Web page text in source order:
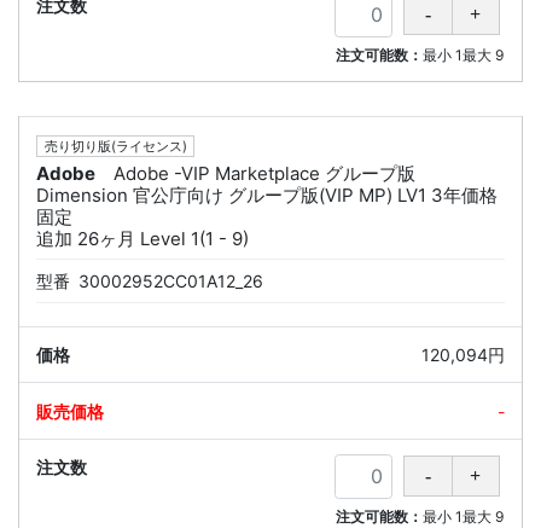
注文可能数：最小 1最大 9
売り切り版(ライセンス)
Adobe
Adobe -VIP Marketplace グループ版
Dimension 官公庁向け グループ版(VIP MP) LV1 3年価格
固定
追加 26ヶ月 Level 1(1 - 9)
型番 30002952CC01A12_26
120,094円
-
注文可能数：最小 1最大 9